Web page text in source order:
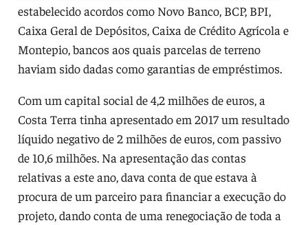
estabelecido acordos como Novo Banco, BCP, BPI,
Caixa Geral de Depósitos, Caixa de Crédito Agrícola e
Montepio, bancos aos quais parcelas de terreno
haviam sido dadas como garantias de empréstimos.
Com um capital social de 4,2 milhões de euros, a
Costa Terra tinha apresentado em 2017 um resultado
líquido negativo de 2 milhões de euros, com passivo
de 10,6 milhões. Na apresentação das contas
relativas a este ano, dava conta de que estava à
procura de um parceiro para financiar a execução do
projeto, dando conta de uma renegociação de toda a